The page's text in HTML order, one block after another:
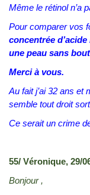
Même le rétinol n’a
Pour comparer vos
concentrée
une peau sans
Merci à vous.
Au fait j’ai 32 ans et
semble tout droit
Ce serait un crime
55/ Véronique, 29/
Bonjour ,